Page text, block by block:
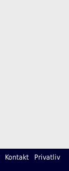
Kontakt Privatliv